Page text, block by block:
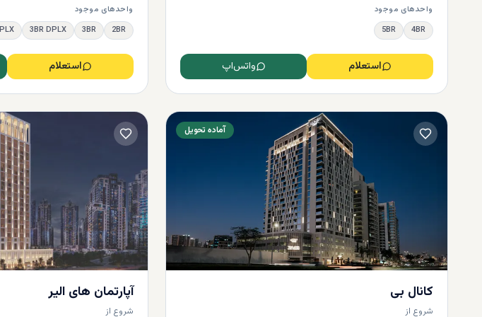
قیمت خرید آپارتمان در
عامل دیگری که همه خریداران به آن دقت می‌کنند
آپارتمان‌های موجود در بیزینس بی بدانید، ابتدا
این آپارتمان‌ها اعلام کند. زیرا بر اساس گزینه‌‌های
امکانات، شرکت توسعه دهنده و سایر موارد،
درهم بخرید. اما اگر تصمیم به خرید یک واحد
واحدهای موجود
4BR
5BR
استعلام واتس‌اپ
واحدهای موجود
2BR
3BR
3BR DPLX
استعلام
آماده تحویل
کانال بی
شروع از
آپارتمان‌ های الیر
شروع از